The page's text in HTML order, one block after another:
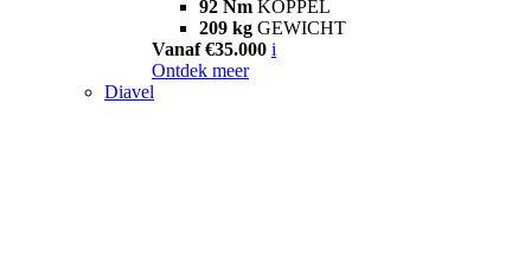
92 Nm KOPPEL
209 kg GEWICHT
Vanaf €35.000 i
Ontdek meer
Diavel